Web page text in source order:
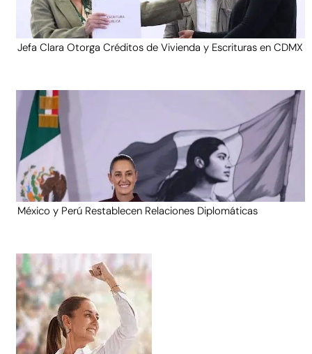
Jefa Clara Otorga Créditos de Vivienda y Escrituras en CDMX
México y Perú Restablecen Relaciones Diplomáticas